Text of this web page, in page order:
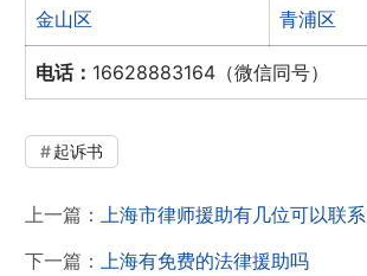
金山区 青浦区
电话： 16628883164（微信同号）
起诉书
上一篇： 上海市律师援助有几位可以联系
下一篇： 上海有免费的法律援助吗